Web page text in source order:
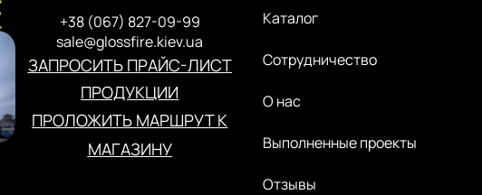
+38 (067) 827-09-99
sale@glossfire.kiev.ua
ЗАПРОСИТЬ ПРАЙС-ЛИСТ
ПРОДУКЦИИ
ПРОЛОЖИТЬ МАРШРУТ К
МАГАЗИНУ
Каталог
Сотрудничество
О нас
Выполненные проекты
Отзывы